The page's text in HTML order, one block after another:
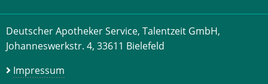
Deutscher Apotheker Service, Talentzeit GmbH,
Johanneswerkstr. 4, 33611 Bielefeld
Impressum